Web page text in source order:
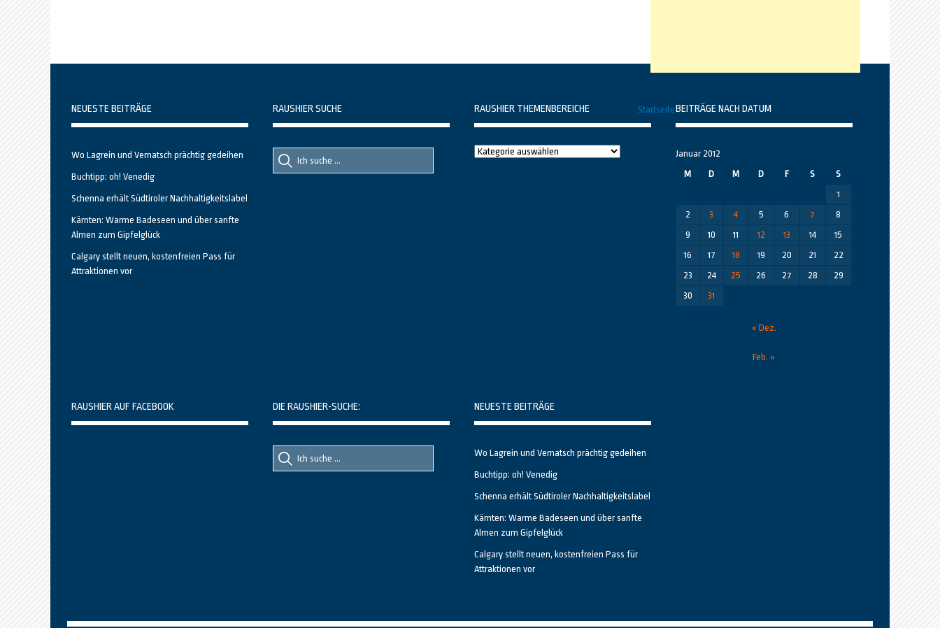
Startseite
NEUESTE BEITRÄGE
Wo Lagrein und Vernatsch prächtig gedeihen
Buchtipp: oh! Venedig
Schenna erhält Südtiroler Nachhaltigkeitslabel
Kärnten: Warme Badeseen und über sanfte
Almen zum Gipfelglück
Calgary stellt neuen, kostenfreien Pass für
Attraktionen vor
RAUSHIER SUCHE
Suche
nach::
Suche
nach:
RAUSHIER THEMENBEREICHE
Raushier
BEITRÄGE NACH DATUM
Januar 2012
M
D M D F S
S
1
2
3 4 5 6 7
8
9
10 11 12 13 14
15
16
17 18 19 20 21
22
23
24 25 26 27 28
29
30
31
« Dez.
Feb. »
RAUSHIER AUF FACEBOOK DIE RAUSHIER-SUCHE:
Suche
nach::
Suche
nach:
NEUESTE BEITRÄGE
Wo Lagrein und Vernatsch prächtig gedeihen
Buchtipp: oh! Venedig
Schenna erhält Südtiroler Nachhaltigkeitslabel
Kärnten: Warme Badeseen und über sanfte
Almen zum Gipfelglück
Calgary stellt neuen, kostenfreien Pass für
Attraktionen vor